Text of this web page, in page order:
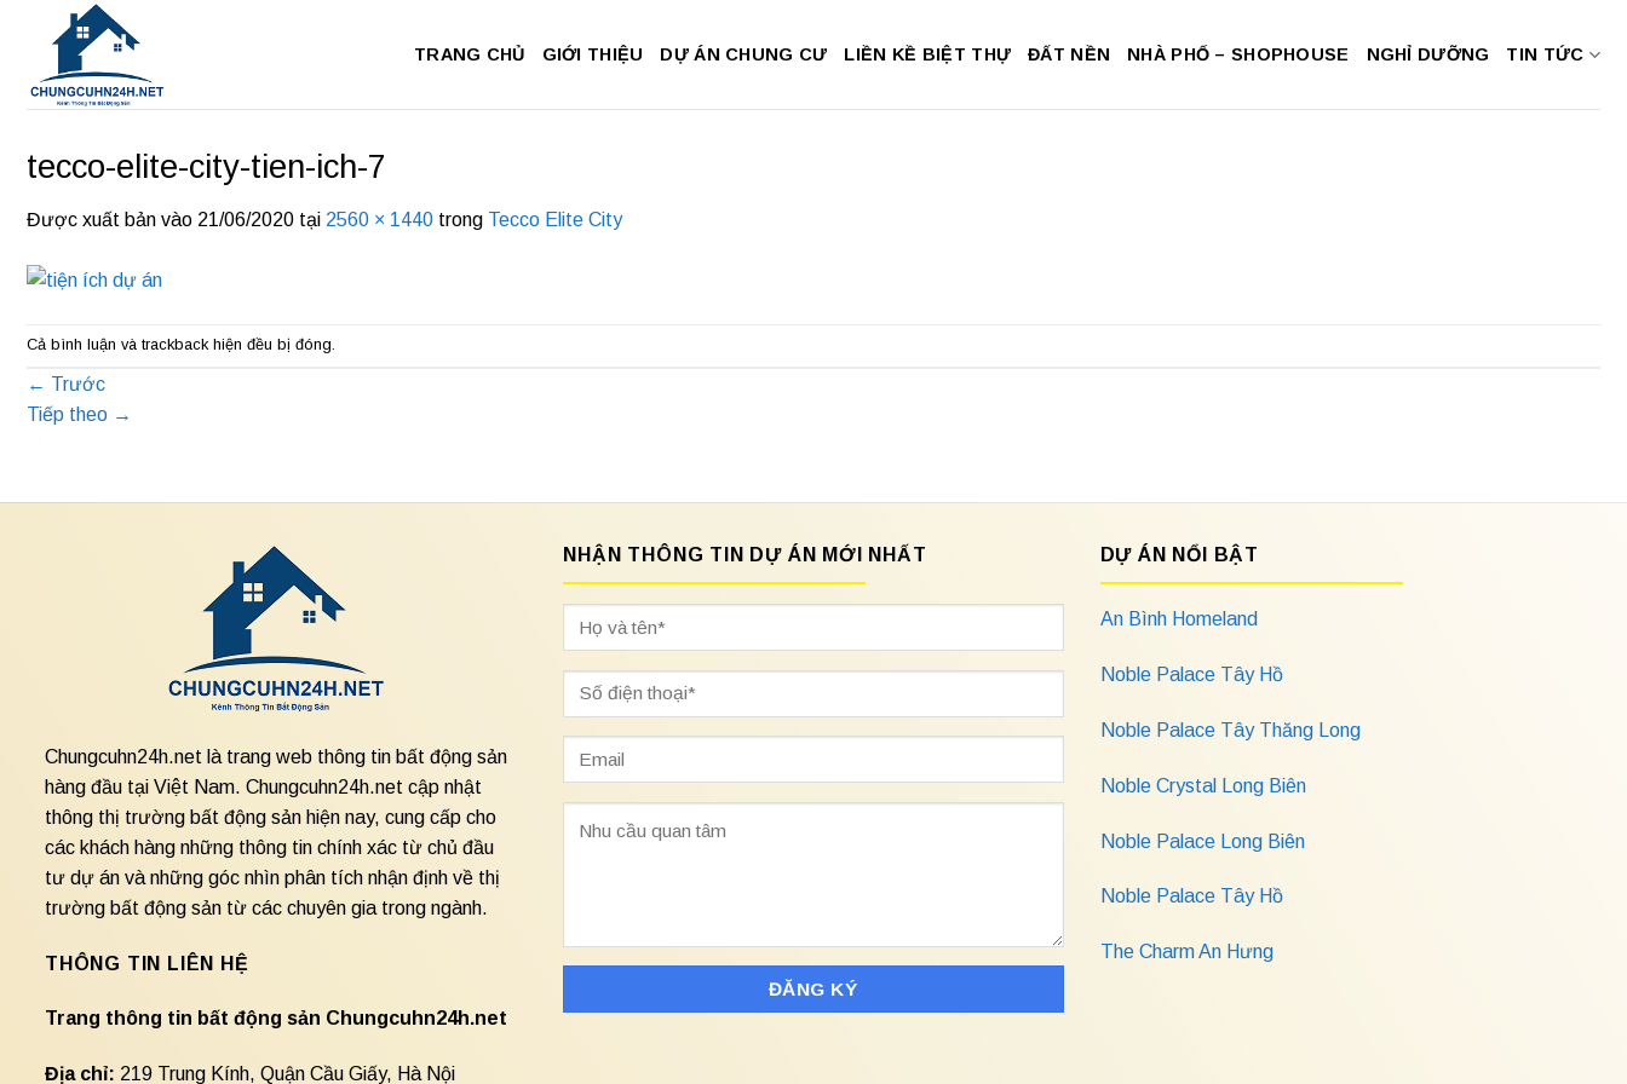
dung
TRANG CHỦ GIỚI THIỆU DỰ ÁN CHUNG CƯ LIỀN KỀ BIỆT THỰ ĐẤT NỀN NHÀ PHỐ – SHOPHOUSE NGHỈ DƯỠNG TIN TỨC
tecco-elite-city-tien-ich-7
Được xuất bản vào 21/06/2020 tại 2560 × 1440 trong Tecco Elite City
Cả bình luận và trackback hiện đều bị đóng.
← Trước
Tiếp theo →
Chungcuhn24h.net là trang web thông tin bất động sản
hàng đầu tại Việt Nam. Chungcuhn24h.net cập nhật
thông thị trường bất động sản hiện nay, cung cấp cho
các khách hàng những thông tin chính xác từ chủ đầu
tư dự án và những góc nhìn phân tích nhận định về thị
trường bất động sản từ các chuyên gia trong ngành.
THÔNG TIN LIÊN HỆ
Trang thông tin bất động sản Chungcuhn24h.net
Địa chỉ: 219 Trung Kính, Quận Cầu Giấy, Hà Nội
NHẬN THÔNG TIN DỰ ÁN MỚI NHẤT DỰ ÁN NỔI BẬT
An Bình Homeland
Noble Palace Tây Hồ
Noble Palace Tây Thăng Long
Noble Crystal Long Biên
Noble Palace Long Biên
Noble Palace Tây Hồ
The Charm An Hưng